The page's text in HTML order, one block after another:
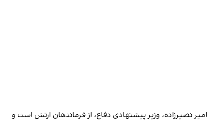
امیر نصیرزاده، وزیر پیشنهادی دفاع، از فرماندهان ارتش است و